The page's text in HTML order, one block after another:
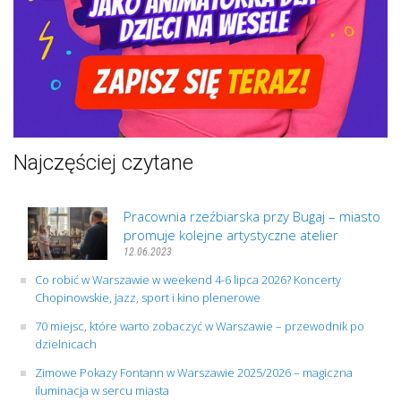
Najczęściej czytane
Pracownia rzeźbiarska przy Bugaj – miasto
promuje kolejne artystyczne atelier
12.06.2023
Co robić w Warszawie w weekend 4-6 lipca 2026? Koncerty
Chopinowskie, jazz, sport i kino plenerowe
70 miejsc, które warto zobaczyć w Warszawie – przewodnik po
dzielnicach
Zimowe Pokazy Fontann w Warszawie 2025/2026 – magiczna
iluminacja w sercu miasta